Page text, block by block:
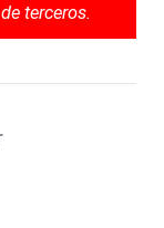
terceros.